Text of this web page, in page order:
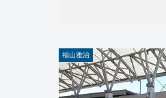
福山雅治